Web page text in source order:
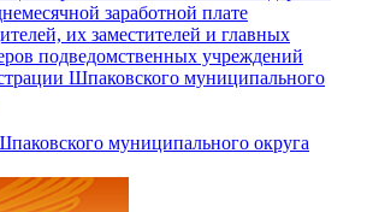
заработной плате
их заместителей и главных
подведомственных учреждений
Шпаковского муниципального
муниципального округа